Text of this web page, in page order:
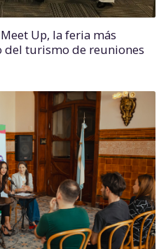
Up, la feria más
turismo de reuniones